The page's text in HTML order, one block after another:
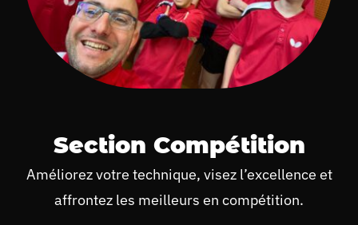
Section Compétition
Améliorez votre technique, visez l’excellence et
affrontez les meilleurs en compétition.